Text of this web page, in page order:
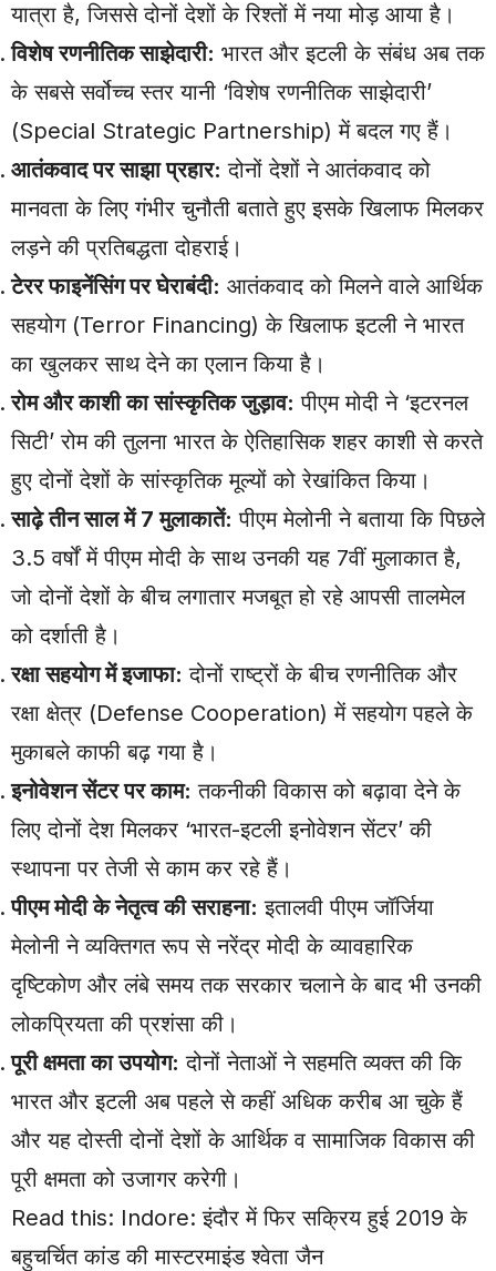
यात्रा है, जिससे दोनों देशों के रिश्तों में नया मोड़ आया है।
विशेष रणनीतिक साझेदारी: भारत और इटली के संबंध अब तक
के सबसे सर्वोच्च स्तर यानी ‘विशेष रणनीतिक साझेदारी’
(Special Strategic Partnership) में बदल गए हैं।
आतंकवाद पर साझा प्रहार: दोनों देशों ने आतंकवाद को
मानवता के लिए गंभीर चुनौती बताते हुए इसके खिलाफ मिलकर
लड़ने की प्रतिबद्धता दोहराई।
टेरर फाइनेंसिंग पर घेराबंदी: आतंकवाद को मिलने वाले आर्थिक
सहयोग (Terror Financing) के खिलाफ इटली ने भारत
का खुलकर साथ देने का एलान किया है।
रोम और काशी का सांस्कृतिक जुड़ाव: पीएम मोदी ने ‘इटरनल
सिटी’ रोम की तुलना भारत के ऐतिहासिक शहर काशी से करते
हुए दोनों देशों के सांस्कृतिक मूल्यों को रेखांकित किया।
साढ़े तीन साल में 7 मुलाकातें: पीएम मेलोनी ने बताया कि पिछले
3.5 वर्षों में पीएम मोदी के साथ उनकी यह 7वीं मुलाकात है,
जो दोनों देशों के बीच लगातार मजबूत हो रहे आपसी तालमेल
को दर्शाती है।
रक्षा सहयोग में इजाफा: दोनों राष्ट्रों के बीच रणनीतिक और
रक्षा क्षेत्र (Defense Cooperation) में सहयोग पहले के
मुकाबले काफी बढ़ गया है।
इनोवेशन सेंटर पर काम: तकनीकी विकास को बढ़ावा देने के
लिए दोनों देश मिलकर ‘भारत-इटली इनोवेशन सेंटर’ की
स्थापना पर तेजी से काम कर रहे हैं।
पीएम मोदी के नेतृत्व की सराहना: इतालवी पीएम जॉर्जिया
मेलोनी ने व्यक्तिगत रूप से नरेंद्र मोदी के व्यावहारिक
दृष्टिकोण और लंबे समय तक सरकार चलाने के बाद भी उनकी
लोकप्रियता की प्रशंसा की।
पूरी क्षमता का उपयोग: दोनों नेताओं ने सहमति व्यक्त की कि
भारत और इटली अब पहले से कहीं अधिक करीब आ चुके हैं
और यह दोस्ती दोनों देशों के आर्थिक व सामाजिक विकास की
पूरी क्षमता को उजागर करेगी।
Read this: Indore: इंदौर में फिर सक्रिय हुई 2019 के
बहुचर्चित कांड की मास्टरमाइंड श्वेता जैन